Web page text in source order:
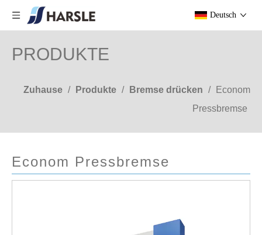
Deutsch
PRODUKTE
Zuhause / Produkte / Bremse drücken /
Econom
Pressbremse
Econom Pressbremse